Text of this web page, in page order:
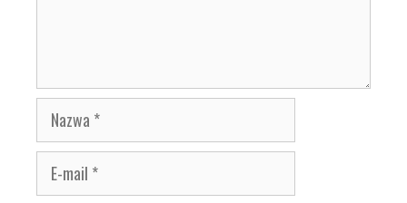
Nazwa
E-
mail